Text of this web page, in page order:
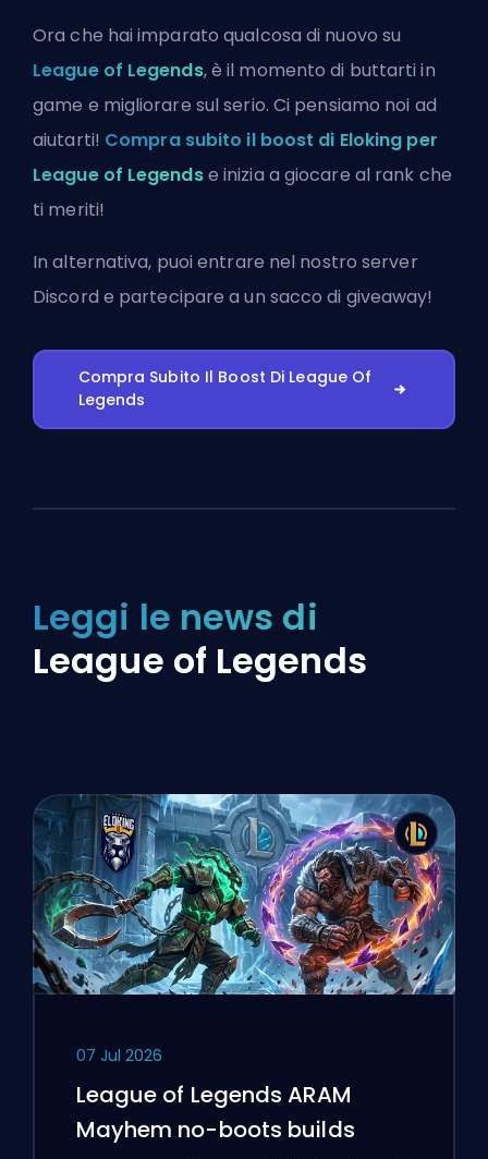
Ora che hai imparato qualcosa di nuovo su
League of Legends, è il momento di buttarti in
game e migliorare sul serio. Ci pensiamo noi ad
aiutarti! Compra subito il boost di Eloking per
League of Legendse inizia a giocare al rank che
ti meriti!
In alternativa, puoientrare nel nostro server
Discord e partecipare a un sacco di giveaway!
Compra Subito Il Boost Di League Of
Legends
Leggi le news di
League of Legends
07 Jul 2026
League of Legends ARAM
Mayhem no-boots builds